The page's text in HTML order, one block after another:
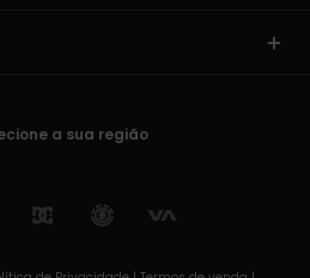
a sua região